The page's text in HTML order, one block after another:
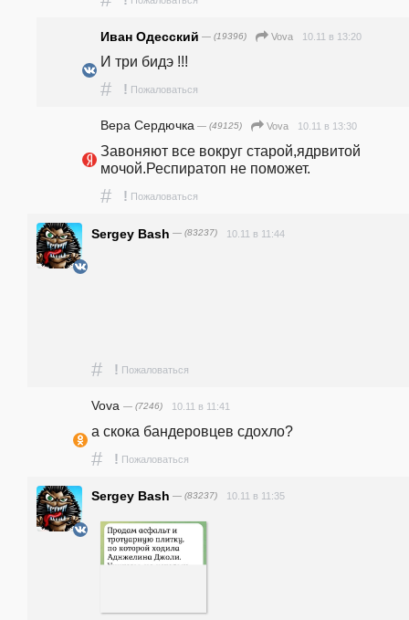
Иван Одесский — (19396) Vova 10.11 в 13:20
И три бидэ !!!
# ! Пожаловаться
Вера Сердючка — (49125) Vova 10.11 в 13:30
Завоняют все вокруг старой,ядрвитой
мочой.Респиратоп не поможет.
# ! Пожаловаться
Sergey Bash — (83237) 10.11 в 11:44
# ! Пожаловаться
Vova — (7246) 10.11 в 11:41
а скока бандеровцев сдохло?
# ! Пожаловаться
Sergey Bash — (83237) 10.11 в 11:35